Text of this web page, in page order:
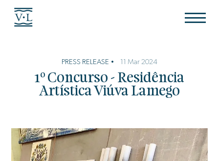
PRESS RELEASE • 11 Mar 2024
1º Concurso - Residência
Artística Viúva Lamego